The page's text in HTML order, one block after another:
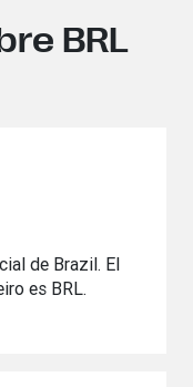
BRL
de Brazil. El
es BRL.